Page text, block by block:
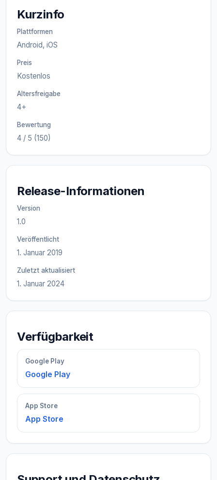
Kurzinfo
Plattformen
Android, iOS
Preis
Kostenlos
Altersfreigabe
4+
Bewertung
4 / 5 (150)
Release-Informationen
Version
1.0
Veröffentlicht
1. Januar 2019
Zuletzt aktualisiert
1. Januar 2024
Verfügbarkeit
Google Play
Google Play
App Store
App Store